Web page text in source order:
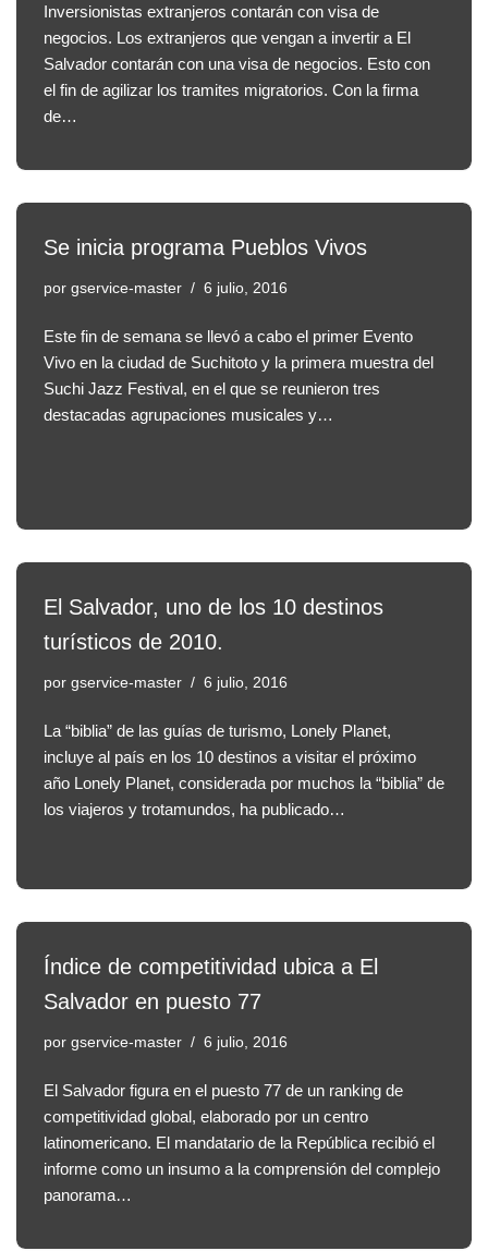
Inversionistas extranjeros contarán con visa de
negocios. Los extranjeros que vengan a invertir a El
Salvador contarán con una visa de negocios. Esto con
el fin de agilizar los tramites migratorios. Con la firma
de…
Se inicia programa Pueblos Vivos
por gservice-master 6 julio, 2016
Este fin de semana se llevó a cabo el primer Evento
Vivo en la ciudad de Suchitoto y la primera muestra del
Suchi Jazz Festival, en el que se reunieron tres
destacadas agrupaciones musicales y…
El Salvador, uno de los 10 destinos
turísticos de 2010.
por gservice-master 6 julio, 2016
La “biblia” de las guías de turismo, Lonely Planet,
incluye al país en los 10 destinos a visitar el próximo
año Lonely Planet, considerada por muchos la “biblia” de
los viajeros y trotamundos, ha publicado…
Índice de competitividad ubica a El
Salvador en puesto 77
por gservice-master 6 julio, 2016
El Salvador figura en el puesto 77 de un ranking de
competitividad global, elaborado por un centro
latinomericano. El mandatario de la República recibió el
informe como un insumo a la comprensión del complejo
panorama…